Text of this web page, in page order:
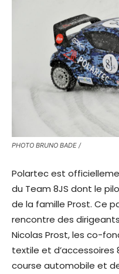
PHOTO BRUNO BADE /
Polartec est
du Team 8JS dont le
de la famille Prost. Ce
rencontre des
Nicolas Prost, les co-
textile et
course automobile et